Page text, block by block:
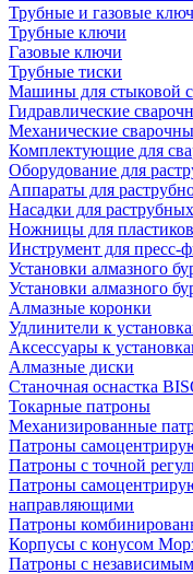
Трубные и газовые
Трубные ключи
Газовые ключи
Трубные тиски
Машины для стыковой
Гидравлические
Механические
Комплектующие для
Оборудование для
Аппараты для
Насадки для
Ножницы для
Инструмент для пресс-
Установки алмазного
Установки алмазного
Алмазные коронки
Удлинители к
Аксессуары к
Алмазные диски
Станочная оснастка
Токарные патроны
Механизированные
Патроны
Патроны с точной
Патроны
направляющими
Патроны
Корпусы с конусом
Патроны с